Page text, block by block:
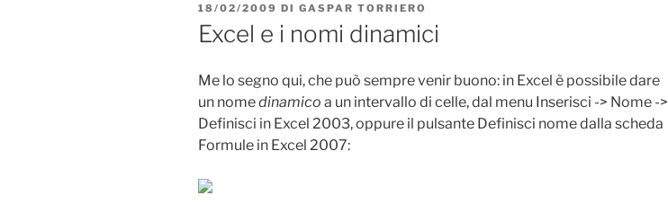
PUBBLICATO
IL
18/02/2009 DI GASPAR TORRIERO
Excel e i nomi dinamici
Me lo segno qui, che può sempre venir buono: in Excel è possibile dare
un nomedinamico a un intervallo di celle, dal menu Inserisci -> Nome ->
Definisci in Excel 2003, oppure il pulsante Definisci nome dalla scheda
Formule in Excel 2007: